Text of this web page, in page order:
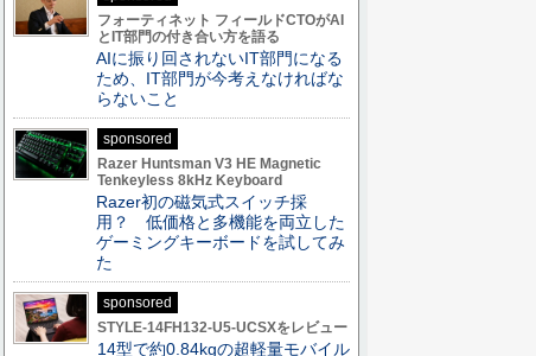
フォーティネット フィールドCTOがAI
とIT部門の付き合い方を語る
AIに振り回されないIT部門になる
ため、IT部門が今考えなければな
らないこと
sponsored
Razer Huntsman V3 HE Magnetic
Tenkeyless 8kHz Keyboard
Razer初の磁気式スイッチ採
用？ 低価格と多機能を両立した
ゲーミングキーボードを試してみ
た
sponsored
STYLE-14FH132-U5-UCSXをレビュー
14型で約0.84kgの超軽量モバイル